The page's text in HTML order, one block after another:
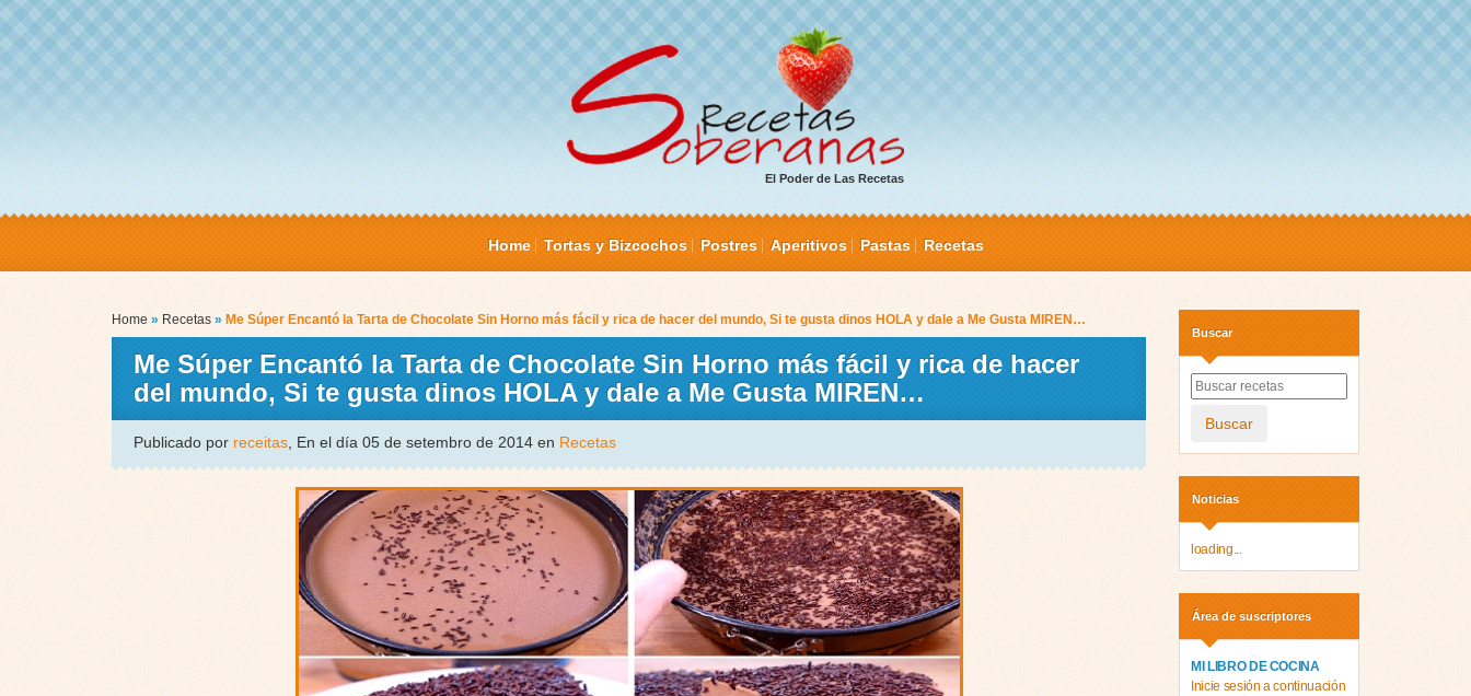
El Poder de Las Recetas
Home Tortas y Bizcochos Postres Aperitivos Pastas Recetas
Home » Recetas » Me Súper Encantó la Tarta de Chocolate Sin Horno más fácil y rica de hacer del mundo, Si te gusta dinos HOLA y dale a Me Gusta MIREN…
Me Súper Encantó la Tarta de Chocolate Sin Horno más fácil y rica de hacer
del mundo, Si te gusta dinos HOLA y dale a Me Gusta MIREN…
Publicado por receitas , En el día 05 de setembro de 2014 en Recetas
Buscar
Buscar
Noticias
loading...
Área de suscriptores
MI LIBRO DE COCINA
Inicie sesión a continuación